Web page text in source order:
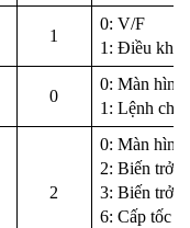
1
0: V/F
1: Điều
0
0: Màn hình
1: Lệnh
2
0: Màn hình
2: Biến trở
3: Biến trở
6: Cấp tốc